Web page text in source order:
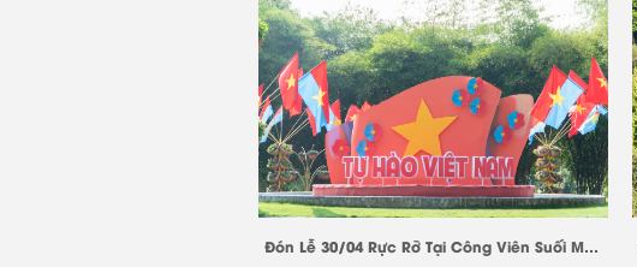
Đón Lễ 30/04 Rực Rỡ Tại Công Viên Suối Mơ: Điểm Check-in Mới Không Thể Bỏ Qua!